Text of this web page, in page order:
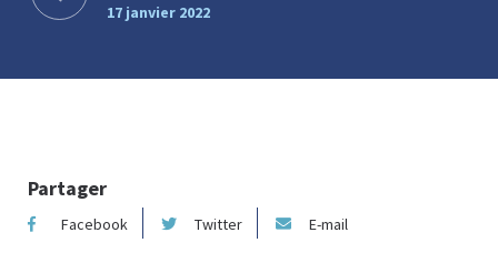
17 janvier 2022
Partager
Facebook Twitter E-mail